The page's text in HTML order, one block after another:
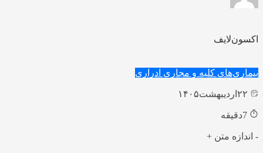
اکسون‌لایف
بیماری‌های کلیه و مجاری ادراری
اردیبهشت۱۴۰۵
دقیقه
- اندازه متن +